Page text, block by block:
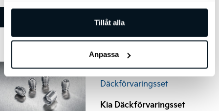
Tillåt alla
Anpassa
Kia Däckförvaringsset